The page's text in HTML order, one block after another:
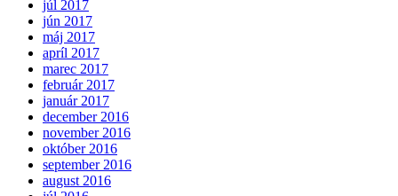
júl 2017
jún 2017
máj 2017
apríl 2017
marec 2017
február 2017
január 2017
december 2016
november 2016
október 2016
september 2016
august 2016